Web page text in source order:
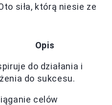
siła, którą niesie ze
Opis
do działania i
do sukcesu.
celów